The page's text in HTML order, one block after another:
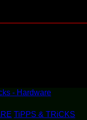
TiPPS & TRiCKS